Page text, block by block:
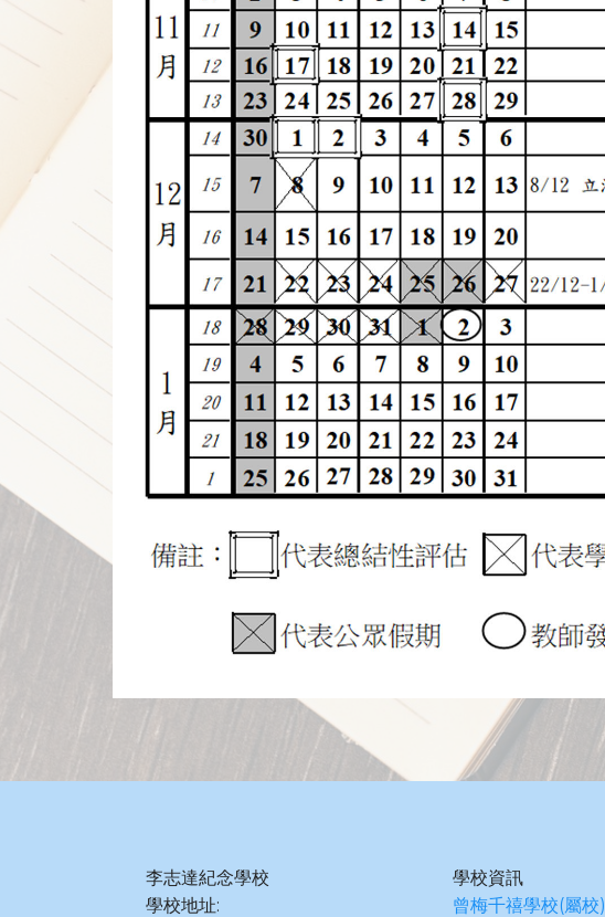
李志達紀念學校
學校地址:
學校資訊
曾梅千禧學校(屬校)